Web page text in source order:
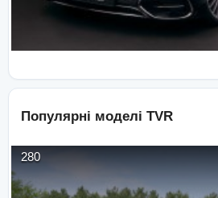
Популярні моделі TVR
280